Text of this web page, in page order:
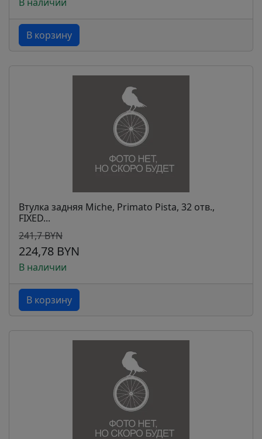
В корзину
Втулка задняя Miche, Primato Pista, 32 отв.,
FIXED...
241,7 BYN
224,78 BYN
В наличии
В корзину